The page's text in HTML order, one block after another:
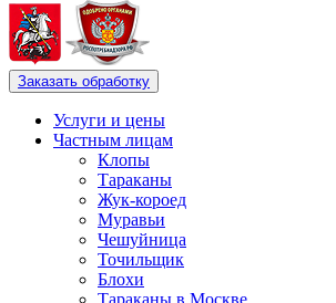
Заказать обработку
Услуги и цены
Частным лицам
Клопы
Тараканы
Жук-короед
Муравьи
Чешуйница
Точильщик
Блохи
Тараканы в Москве